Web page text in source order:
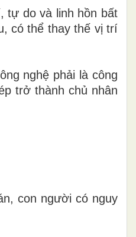
tự do và linh hồn bất
có thể thay thế vị trí
nghệ phải là công
trở thành chủ nhân
con người có nguy